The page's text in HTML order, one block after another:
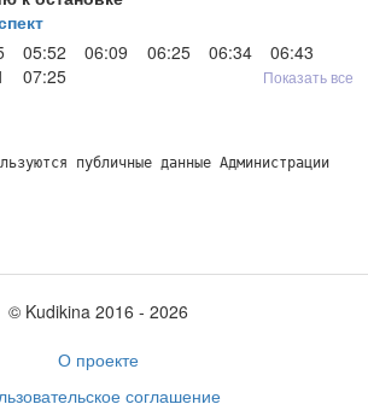
05:52 06:09 06:25 06:34
06:43
07:25 Показать все
публичные данные Администрации
© Kudikina 2016 ‐ 2026
О проекте
соглашение